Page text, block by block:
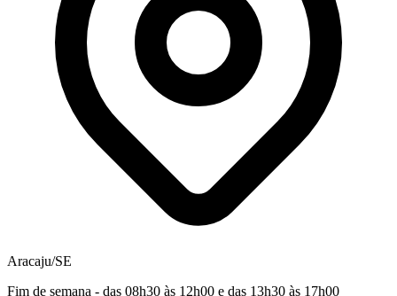
Aracaju/SE
Fim de semana - das 08h30 às 12h00 e das 13h30 às 17h00